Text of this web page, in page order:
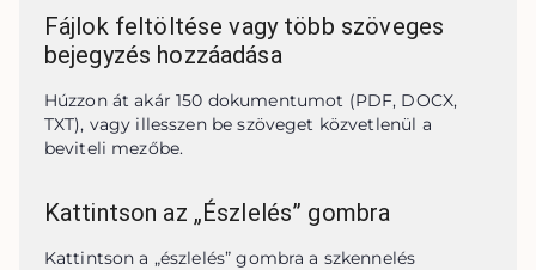
Fájlok feltöltése vagy több szöveges
bejegyzés hozzáadása
Húzzon át akár 150 dokumentumot (PDF, DOCX,
TXT), vagy illesszen be szöveget közvetlenül a
beviteli mezőbe.
Kattintson az „Észlelés” gombra
Kattintson a „észlelés” gombra a szkennelés